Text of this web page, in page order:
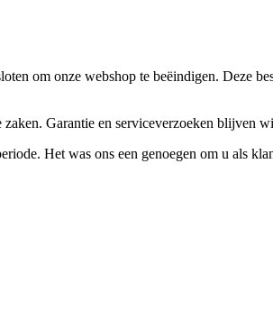
om onze webshop te beëindigen. Deze
Garantie en serviceverzoeken blijven
Het was ons een genoegen om u als